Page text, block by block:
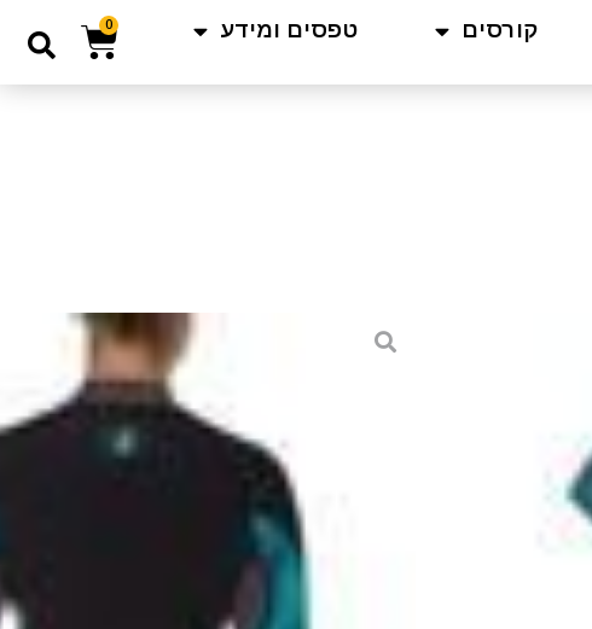
קורסים
טפסים ומידע
0